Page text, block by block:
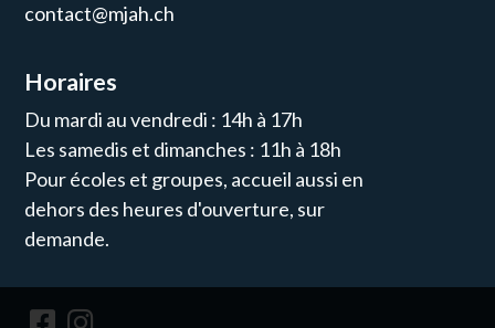
contact@mjah.ch
Horaires
Du mardi au vendredi : 14h à 17h
Les samedis et dimanches : 11h à 18h
Pour écoles et groupes, accueil aussi en
dehors des heures d'ouverture, sur
demande.